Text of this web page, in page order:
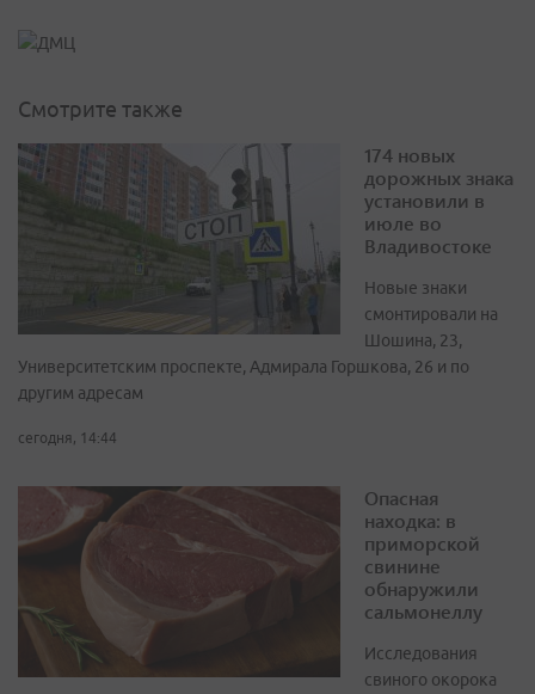
Смотрите также
174 новых
дорожных знака
установили в
июле во
Владивостоке
Новые знаки
смонтировали на
Шошина, 23,
Университетским проспекте, Адмирала Горшкова, 26 и по
другим адресам
сегодня, 14:44
Опасная
находка: в
приморской
свинине
обнаружили
сальмонеллу
Исследования
свиного окорока